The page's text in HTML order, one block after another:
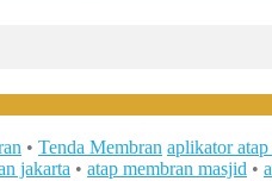
• Tenda Membran aplikator atap
jakarta • atap membran masjid •